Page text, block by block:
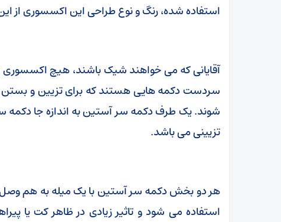
استفاده شده، رنگ و نوع طراحی این اکسسوری از
آقایانی که می خواهند شیک باشند، هیچ
سردست دکمه هایی هستند که برای تزیین و
شوند. یک طرف دکمه سر آستین به اندازه جا
تزیینی می باشد.
هر دو بخش دکمه سر آستین با یک میله به هم
استفاده می شود و تاثیر زیادی در ظاهر کت یا